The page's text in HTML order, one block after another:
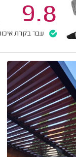
9.8
עבר בקרת